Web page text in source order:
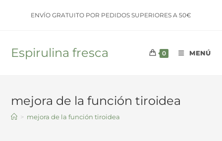
ENVÍO GRATUITO POR PEDIDOS SUPERIORES A 50€
Espirulina fresca 0 MENÚ
mejora de la función tiroidea
> mejora de la función tiroidea